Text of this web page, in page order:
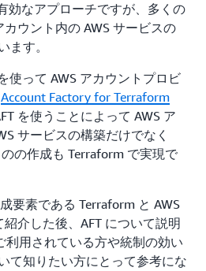
効なアプローチですが、多くの
ウント内の AWS サービスの
ます。
使って AWS アカウントプロビ
Account Factory for Terraform
を使うことによって AWS ア
サービスの構築だけでなく
の作成も Terraform で実現で
要素である Terraform と AWS
介した後、AFT について説明
利用されている方や統制の効い
て知りたい方にとって参考にな